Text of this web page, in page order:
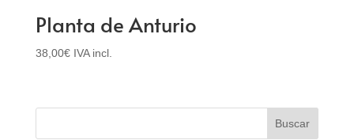
Planta de Anturio
38,00€ IVA incl.